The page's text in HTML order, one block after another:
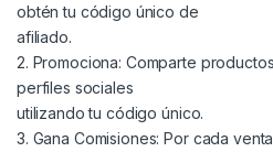
obtén tu código único de
afiliado.
2. Promociona: Comparte
perfiles sociales
utilizando tu código único.
3. Gana Comisiones: Por cada